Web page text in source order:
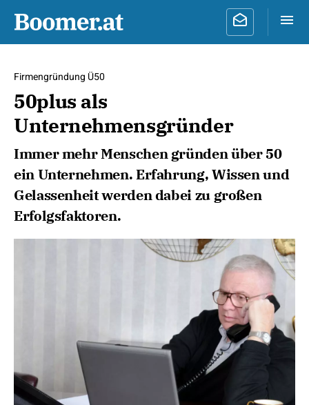
Firmengründung Ü50
50plus als
Unternehmensgründer
Immer mehr Menschen gründen über 50
ein Unternehmen. Erfahrung, Wissen und
Gelassenheit werden dabei zu großen
Erfolgsfaktoren.